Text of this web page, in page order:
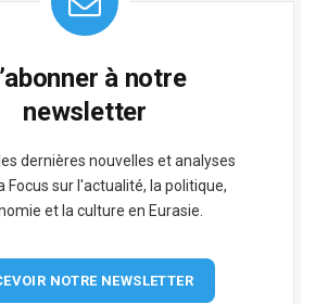
à notre
newsletter
dernières nouvelles et analyses
Focus sur l'actualité, la politique,
et la culture en Eurasie.
NOTRE NEWSLETTER